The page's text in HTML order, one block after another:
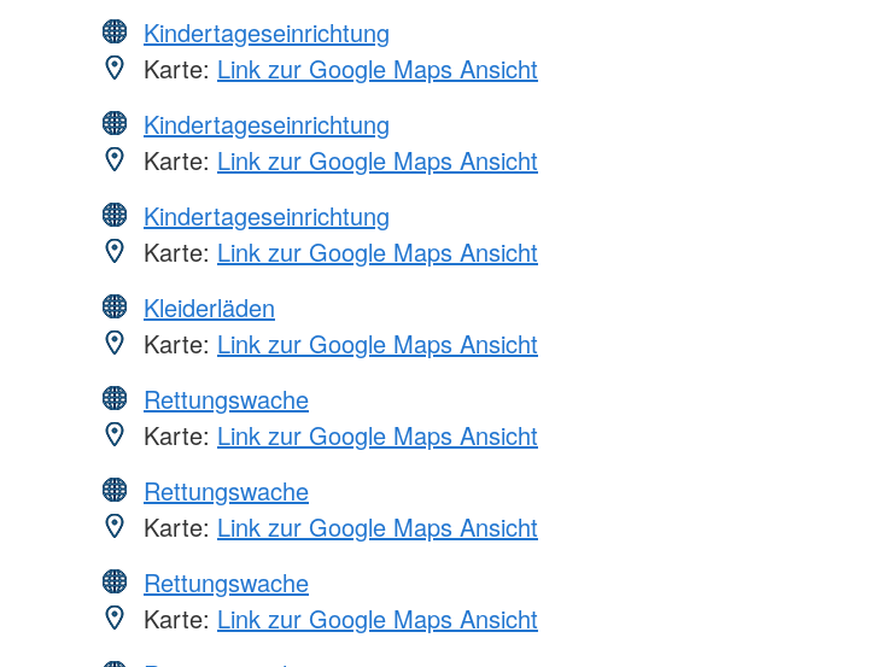
Kindertageseinrichtung
Karte: Link zur Google Maps Ansicht
Kindertageseinrichtung
Karte: Link zur Google Maps Ansicht
Kindertageseinrichtung
Karte: Link zur Google Maps Ansicht
Kleiderläden
Karte: Link zur Google Maps Ansicht
Rettungswache
Karte: Link zur Google Maps Ansicht
Rettungswache
Karte: Link zur Google Maps Ansicht
Rettungswache
Karte: Link zur Google Maps Ansicht